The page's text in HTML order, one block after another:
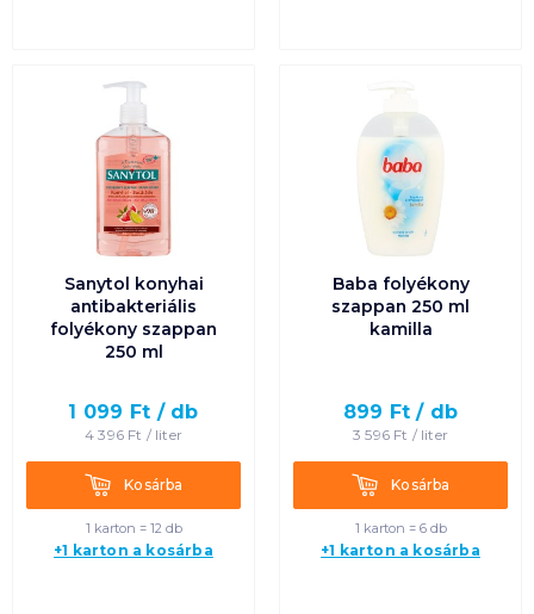
Sanytol konyhai
antibakteriális
folyékony szappan
250 ml
1 099 Ft / db
4 396Ft / liter
KosárbaKosárba
1 karton = 12 db
+1 karton a kosárba
Baba folyékony
szappan 250 ml
kamilla
899 Ft / db
3 596Ft / liter
KosárbaKosárba
1 karton = 6 db
+1 karton a kosárba